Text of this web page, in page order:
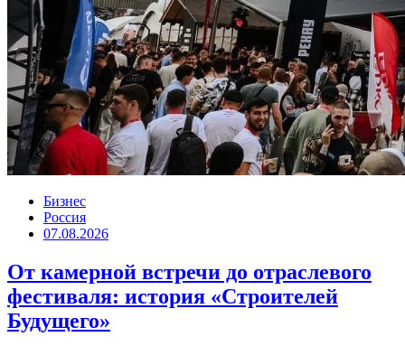
Бизнес
Россия
07.08.2026
От камерной встречи до отраслевого
фестиваля: история «Строителей
Будущего»